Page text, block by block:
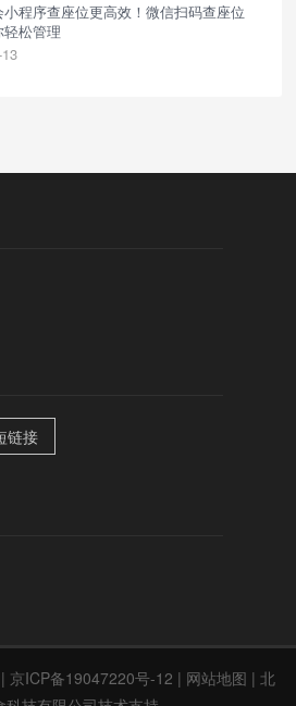
小程序查座位更高效！微信扫码查座位
松管理
链接
京ICP备19047220号-12 | 网站地图 | 北